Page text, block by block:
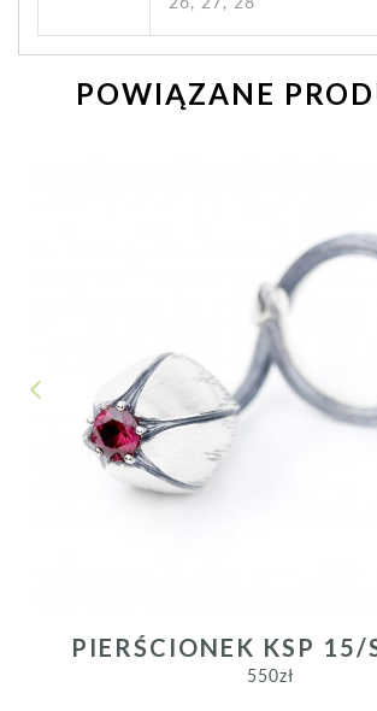
POWIĄZANE
PIERŚCIONEK KSP 15/
550zł